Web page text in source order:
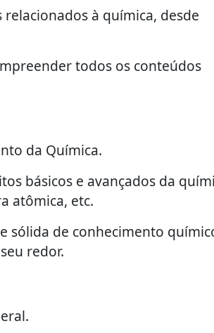
à química, desde
todos os conteúdos
da Química.
básicos e avançados da
atômica, etc.
sólida de conhecimento
redor.